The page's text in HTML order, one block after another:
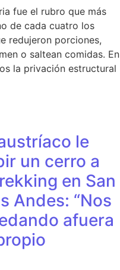
fue el rubro que más
de cada cuatro los
redujeron porciones,
o saltean comidas. En
la privación estructural
le
un cerro a
en San
Andes: “Nos
afuera